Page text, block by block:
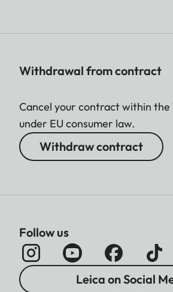
Withdrawal from contract
Cancel your contract within the
under EU consumer law.
Withdraw contract
Follow us
Leica on Social